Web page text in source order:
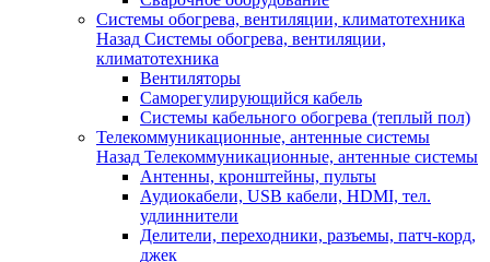
Системы обогрева, вентиляции, климатотехника
Назад Системы обогрева, вентиляции,
климатотехника
Вентиляторы
Саморегулирующийся кабель
Системы кабельного обогрева (теплый пол)
Телекоммуникационные, антенные системы
Назад Телекоммуникационные, антенные системы
Антенны, кронштейны, пульты
Аудиокабели, USB кабели, HDMI, тел.
удлиннители
Делители, переходники, разъемы, патч-корд,
джек